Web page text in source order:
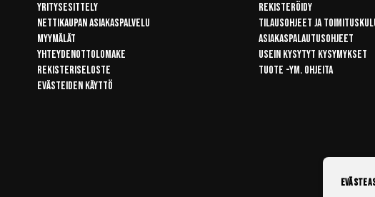
Yritysesittely
Nettikaupan asiakaspalvelu
Myymälät
Yhteydenottolomake
Rekisteriseloste
Evästeiden käyttö
Rekisteröidy
Tilausohjeet ja
Asiakaspalautusohjeet
Usein kysytyt kysymykset
Tuote -ym. ohjeita